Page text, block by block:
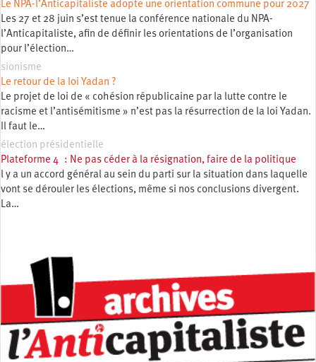
Le NPA-l’Anticapitaliste adopte une orientation commune pour 2027
Les 27 et 28 juin s’est tenue la conférence nationale du NPA-
l’Anticapitaliste, afin de définir les orientations de l’organisation
pour l’élection…
sionisme
Le retour de la loi Yadan ?
Le projet de loi de « cohésion républicaine par la lutte contre le
racisme et l’antisémitisme » n’est pas la résurrection de la loi Yadan.
Il faut le…
élection présidentielle
Plateforme 4 : Ne pas céder à la résignation, faire de la politique
l y a un accord général au sein du parti sur la situation dans laquelle
vont se dérouler les élections, même si nos conclusions divergent.
La…